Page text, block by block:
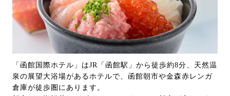
「函館国際ホテル」はJR「函館駅」から徒歩約8分、天然温
泉の展望大浴場があるホテルで、函館朝市や金森赤レンガ
倉庫が徒歩圏にあります。